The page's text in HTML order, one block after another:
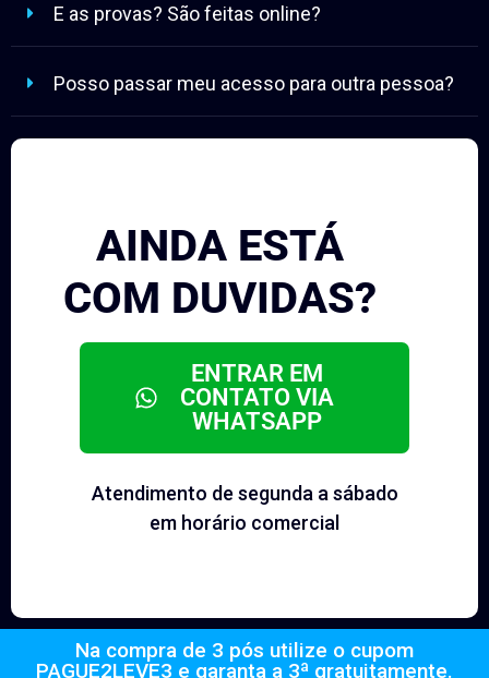
E as provas? São feitas online?
Posso passar meu acesso para outra pessoa?
AINDA ESTÁ
COM DUVIDAS?
ENTRAR EM
CONTATO VIA
WHATSAPP
Atendimento de segunda a sábado
em horário comercial
Na compra de 3 pós utilize o cupom
PAGUE2LEVE3 e garanta a 3ª gratuitamente.